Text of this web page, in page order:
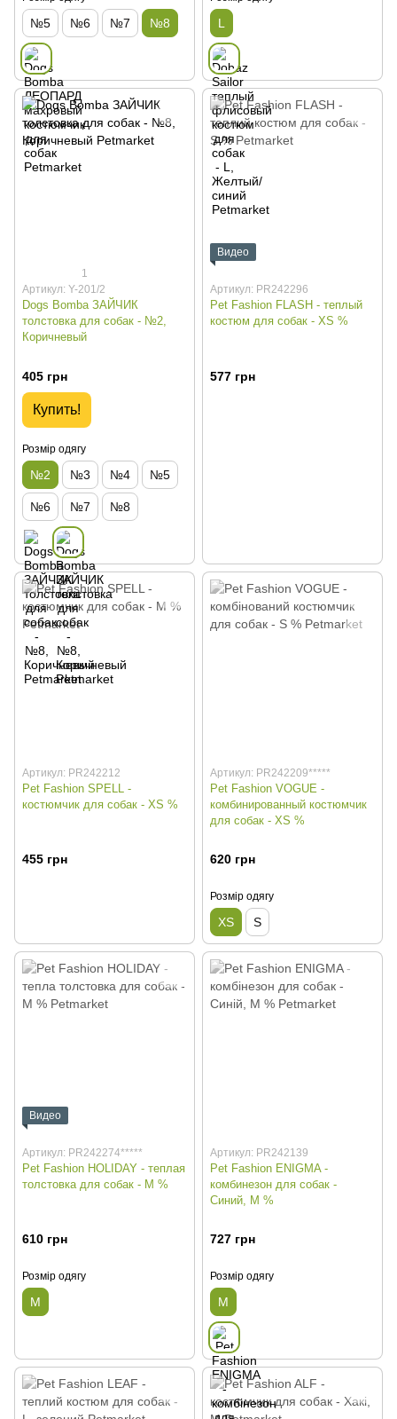
№5 №6 №7 №8 L
1
Артикул: Y-201/2
Dogs Bomba ЗАЙЧИК
толстовка для собак - №2,
Коричневый
405 грн
Купить!
Розмір одягу
№2 №3 №4 №5
№6 №7 №8
Видео
Артикул: PR242296
Pet Fashion FLASH - теплый
костюм для собак - XS %
577 грн
Артикул: PR242212
Pet Fashion SPELL -
костюмчик для собак - XS %
455 грн
Артикул: PR242209*****
Pet Fashion VOGUE -
комбинированный костюмчик
для собак - XS %
620 грн
Розмір одягу
XS S
Видео
Артикул: PR242274*****
Pet Fashion HOLIDAY - теплая
толстовка для собак - M %
610 грн
Розмір одягу
M
Артикул: PR242139
Pet Fashion ENIGMA -
комбинезон для собак -
Синий, М %
727 грн
Розмір одягу
M